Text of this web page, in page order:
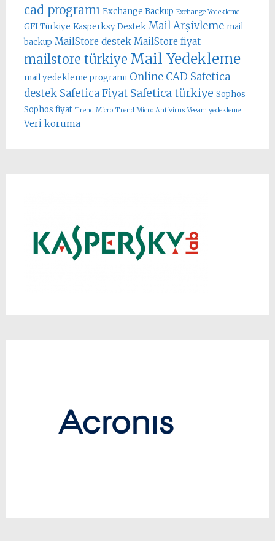
cad programı Exchange Backup Exchange Yedekleme
GFI Türkiye Kasperksy Destek Mail Arşivleme mail
backup MailStore destek MailStore fiyat
mailstore türkiye Mail Yedekleme
mail yedekleme programı Online CAD Safetica
destek Safetica Fiyat Safetica türkiye Sophos
Sophos fiyat Trend Micro Trend Micro Antivirus Veeam yedekleme
Veri koruma